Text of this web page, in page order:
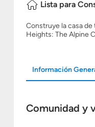
Lista para
Construye la casa
Heights: The Alpine
Información
Comunidad y